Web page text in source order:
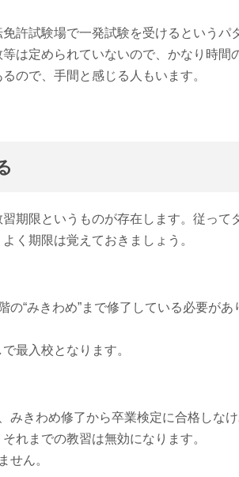
許試験場で一発試験を受けるというパ
は定められていないので、かなり時間
ので、手間と感じる人もいます。
期限というものが存在します。従って
く期限は覚えておきましょう。
“みきわめ”まで修了している必要が
最入校となります。
きわめ修了から卒業検定に合格しな
れまでの教習は無効になります。
せん。